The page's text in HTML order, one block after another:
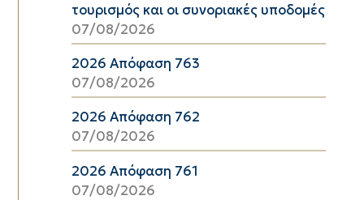
τουρισμός και οι συνοριακές υποδομές
07/08/2026
2026 Απόφαση 763
07/08/2026
2026 Απόφαση 762
07/08/2026
2026 Απόφαση 761
07/08/2026